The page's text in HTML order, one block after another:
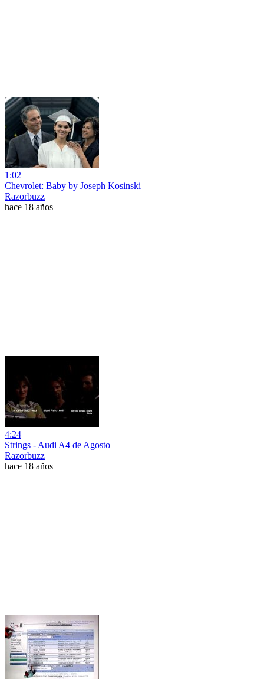
1:02
Chevrolet: Baby by Joseph Kosinski
Razorbuzz
hace 18 años
4:24
Strings - Audi A4 de Agosto
Razorbuzz
hace 18 años